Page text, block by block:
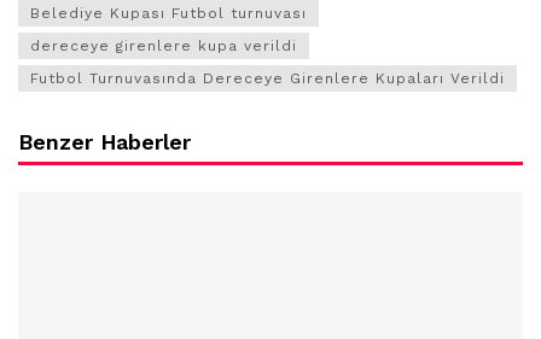
Belediye Kupası Futbol turnuvası
dereceye girenlere kupa verildi
Futbol Turnuvasında Dereceye Girenlere Kupaları Verildi
Benzer Haberler